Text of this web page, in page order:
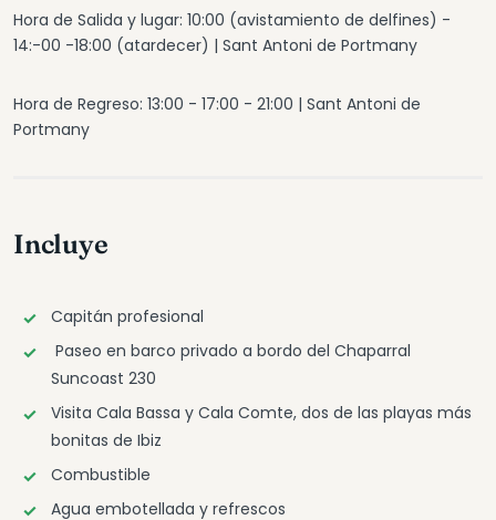
Hora de Salida y lugar: 10:00 (avistamiento de delfines) -
14:-00 -18:00 (atardecer) | Sant Antoni de Portmany
Hora de Regreso: 13:00 - 17:00 - 21:00 | Sant Antoni de
Portmany
Incluye
Capitán profesional
Paseo en barco privado a bordo del Chaparral
Suncoast 230
Visita Cala Bassa y Cala Comte, dos de las playas más
bonitas de Ibiz
Combustible
Agua embotellada y refrescos